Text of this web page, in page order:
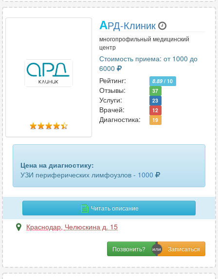
поджелудочной железы 49
подчелюстных лимфоузлов
почек
пояснично-крестцового отдела позвоночника
предстательной железы и семенных пузырьков
предстательной железы трансректальное 31
придаточных пазух носа
прямой кишки трансректальное
селезенки 50
сердца и сосудов
44
сосудов верхних конечностей
АРД-Клиник
многопрофильный медицинский
центр
Стоимость приема: от 1000 до
6000
Рейтинг:
8.89 / 10
Отзывы: 37
Услуги: 23
Врачей: 12
Диагностика: 19
Цена на диагностику:
УЗИ периферических лимфоузлов - 1000
Читать описание
Краснодар, Челюскина д. 15
Позвонить?